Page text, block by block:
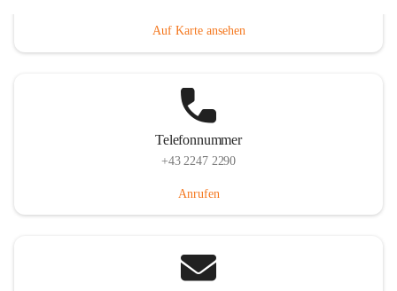
Auf Karte ansehen
Telefonnummer
+43 2247 2290
Anrufen